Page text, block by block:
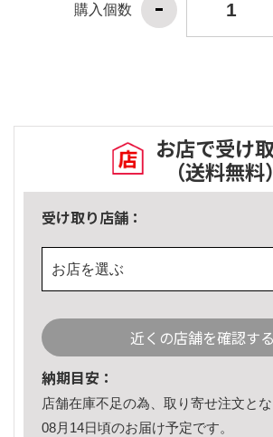
購入個数
お店で受け
（送料無料）
受け取り店舗：
お店を選ぶ
近くの店舗を確認する
納期目安：
店舗在庫不足の為、取り寄せ注文とな
08月14日頃のお届け予定です。